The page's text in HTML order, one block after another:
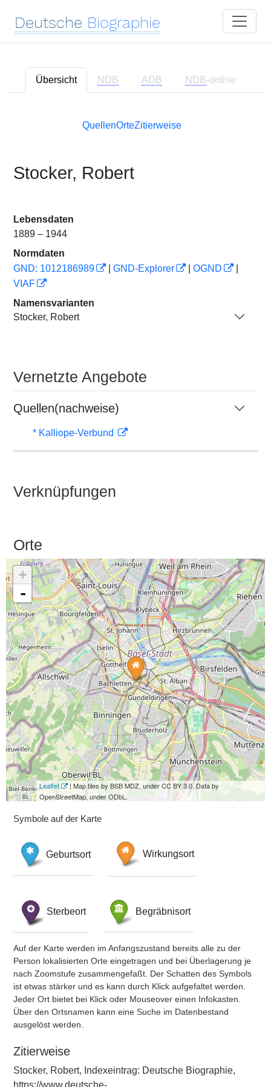
Deutsche Biographie
Übersicht NDB ADB NDB-online
QuellenOrteZitierweise
Stocker, Robert
Lebensdaten
1889 – 1944
Normdaten
GND: 1012186989
GND-Explorer OGND
VIAF
Namensvarianten
Stocker, Robert
Vernetzte Angebote
Quellen(nachweise)
* Kalliope-Verbund
Verknüpfungen
Orte
+
-
Leaflet
| Map tiles by BSB MDZ, under CC BY 3.0. Data by
OpenStreetMap, under ODbL.
Symbole auf der Karte
Geburtsort Wirkungsort
Sterbeort Begräbnisort
Auf der Karte werden im Anfangszustand bereits alle zu der
Person lokalisierten Orte eingetragen und bei Überlagerung je
nach Zoomstufe zusammengefaßt. Der Schatten des Symbols
ist etwas stärker und es kann durch Klick aufgefaltet werden.
Jeder Ort bietet bei Klick oder Mouseover einen Infokasten.
Über den Ortsnamen kann eine Suche im Datenbestand
ausgelöst werden.
Zitierweise
Stocker, Robert, Indexeintrag: Deutsche Biographie,
https://www.deutsche-